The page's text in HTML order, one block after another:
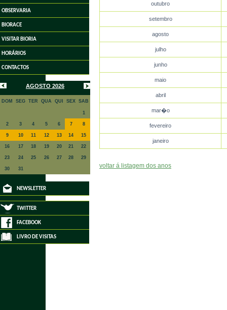
OBSERVARIA
BIORACE
VISITAR BIORIA
HORÁRIOS
CONTACTOS
AGOSTO 2026
DOM SEG TER QUA QUI SEX SAB
1
2 3 4 5 6 7 8
9 10 11 12 13 14 15
16 17 18 19 20 21 22
23 24 25 26 27 28 29
30 31
NEWSLETTER
TWITTER
FACEBOOK
LIVRO DE VISITAS
outubro
setembro
agosto
julho
junho
maio
abril
mar�o
fevereiro
janeiro
voltar á listagem dos anos